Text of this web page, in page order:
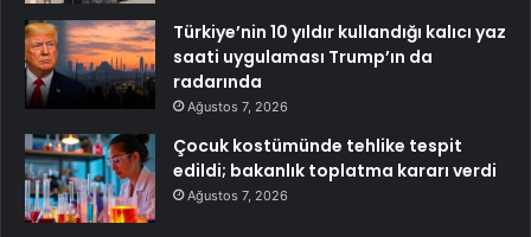
Türkiye’nin 10 yıldır kullandığı kalıcı yaz
saati uygulaması Trump’ın da
radarında
Ağustos 7, 2026
Çocuk kostümünde tehlike tespit
edildi; bakanlık toplatma kararı verdi
Ağustos 7, 2026